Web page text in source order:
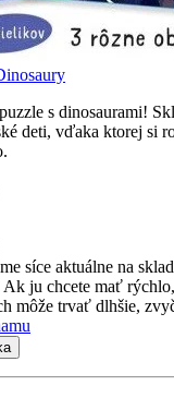
s dinosaurami!
deti, vďaka ktorej si
síce aktuálne na
Ak ju chcete mať
môže trvať dlhšie,